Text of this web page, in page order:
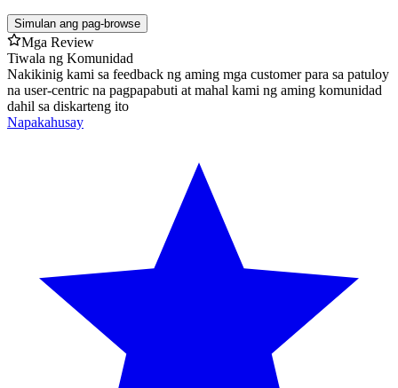
Simulan ang pag-browse
Mga Review
Tiwala ng Komunidad
Nakikinig kami sa feedback ng aming mga customer para sa patuloy
na user-centric na pagpapabuti at mahal kami ng aming komunidad
dahil sa diskarteng ito
Napakahusay